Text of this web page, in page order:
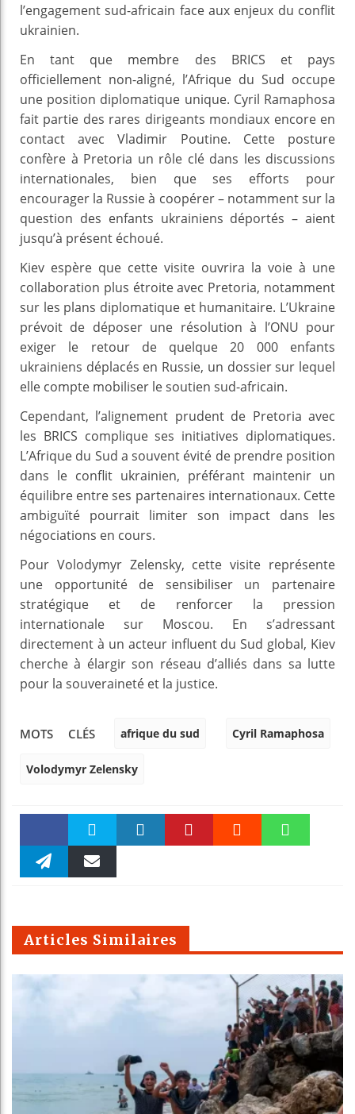
l’engagement sud-africain face aux enjeux du conflit
ukrainien.
En tant que membre des BRICS et pays
officiellement non-aligné, l’Afrique du Sud occupe
une position diplomatique unique. Cyril Ramaphosa
fait partie des rares dirigeants mondiaux encore en
contact avec Vladimir Poutine. Cette posture
confère à Pretoria un rôle clé dans les discussions
internationales, bien que ses efforts pour
encourager la Russie à coopérer – notamment sur la
question des enfants ukrainiens déportés – aient
jusqu’à présent échoué.
Kiev espère que cette visite ouvrira la voie à une
collaboration plus étroite avec Pretoria, notamment
sur les plans diplomatique et humanitaire. L’Ukraine
prévoit de déposer une résolution à l’ONU pour
exiger le retour de quelque 20 000 enfants
ukrainiens déplacés en Russie, un dossier sur lequel
elle compte mobiliser le soutien sud-africain.
Cependant, l’alignement prudent de Pretoria avec
les BRICS complique ses initiatives diplomatiques.
L’Afrique du Sud a souvent évité de prendre position
dans le conflit ukrainien, préférant maintenir un
équilibre entre ses partenaires internationaux. Cette
ambiguïté pourrait limiter son impact dans les
négociations en cours.
Pour Volodymyr Zelensky, cette visite représente
une opportunité de sensibiliser un partenaire
stratégique et de renforcer la pression
internationale sur Moscou. En s’adressant
directement à un acteur influent du Sud global, Kiev
cherche à élargir son réseau d’alliés dans sa lutte
pour la souveraineté et la justice.
MOTS CLÉS afrique du sud Cyril Ramaphosa
Volodymyr Zelensky
Faceboo Twitter
m
Articles Similaires